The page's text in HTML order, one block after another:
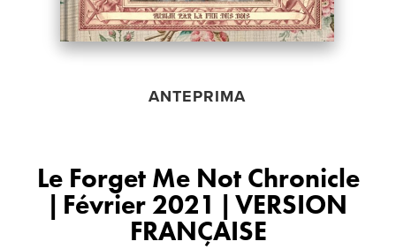
ANTEPRIMA
Le Forget Me Not Chronicle
| Février 2021 | VERSION
FRANÇAISE